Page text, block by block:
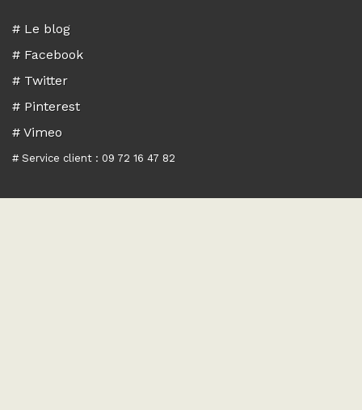
# Le blog
# Facebook
# Twitter
# Pinterest
# Vimeo
# Service client : 09 72 16 47 82